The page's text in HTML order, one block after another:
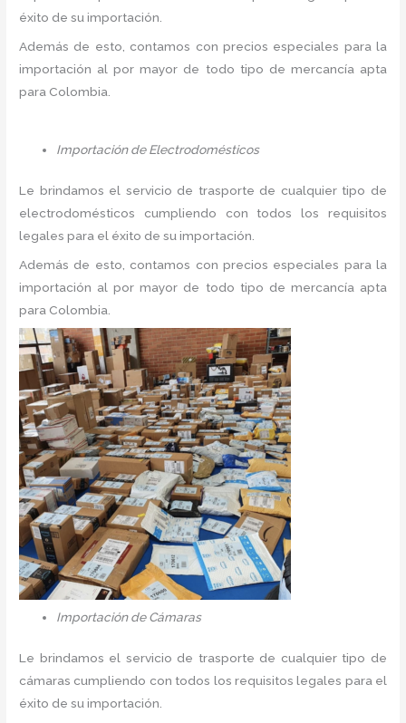
éxito de su importación.
Además de esto, contamos con precios especiales para la
importación al por mayor de todo tipo de mercancía apta
para Colombia.
Importación de Electrodomésticos
Le brindamos el servicio de trasporte de cualquier tipo de
electrodomésticos cumpliendo con todos los requisitos
legales para el éxito de su importación.
Además de esto, contamos con precios especiales para la
importación al por mayor de todo tipo de mercancía apta
para Colombia.
Importación de Cámaras
Le brindamos el servicio de trasporte de cualquier tipo de
cámaras cumpliendo con todos los requisitos legales para el
éxito de su importación.